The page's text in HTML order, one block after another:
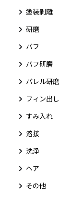
塗装剥離
研磨
バフ
バフ研磨
バレル研磨
フィン出し
すみ入れ
溶接
洗浄
ヘア
その他